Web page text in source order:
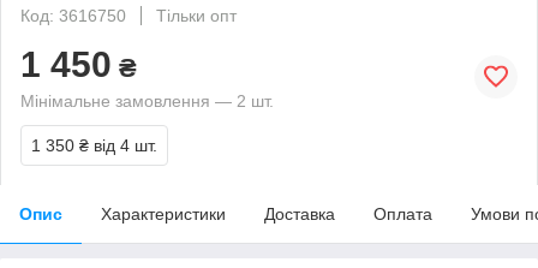
Код: 3616750
Тільки опт
1 450 ₴
Мінімальне замовлення — 2 шт.
1 350 ₴ від 4 шт.
Опис Характеристики Доставка Оплата Умови